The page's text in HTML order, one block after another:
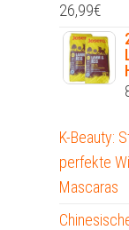
26,99€
K-Beauty:
perfekte
Mascaras